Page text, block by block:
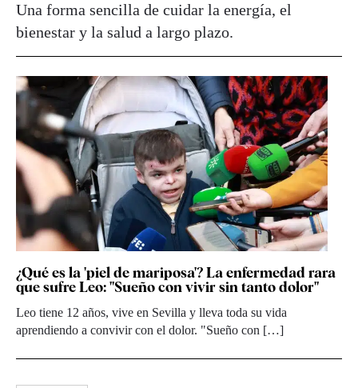
Una forma sencilla de cuidar la energía, el
bienestar y la salud a largo plazo.
¿Qué es la 'piel de mariposa'? La enfermedad rara
que sufre Leo: "Sueño con vivir sin tanto dolor"
Leo tiene 12 años, vive en Sevilla y lleva toda su vida
aprendiendo a convivir con el dolor. "Sueño con […]